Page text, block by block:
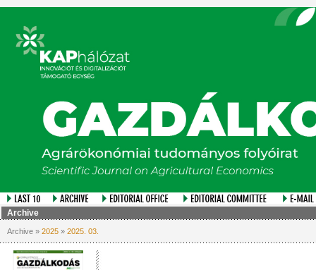
Archive
Archive » 2025 » 2025. 03.